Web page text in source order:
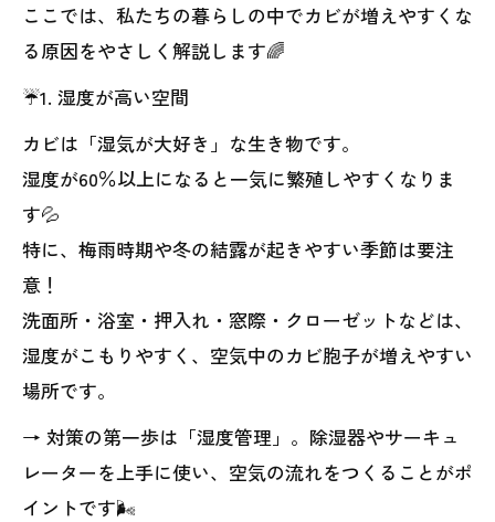
ここでは、私たちの暮らしの中でカビが増えやすくな
る原因をやさしく解説します🌈
☔1. 湿度が高い空間
カビは「湿気が大好き」な生き物です。
湿度が60％以上になると一気に繁殖しやすくなりま
す💦
特に、梅雨時期や冬の結露が起きやすい季節は要注
意！
洗面所・浴室・押入れ・窓際・クローゼットなどは、
湿度がこもりやすく、空気中のカビ胞子が増えやすい
場所です。
→ 対策の第一歩は「湿度管理」。除湿器やサーキュ
レーターを上手に使い、空気の流れをつくることがポ
イントです🌬️